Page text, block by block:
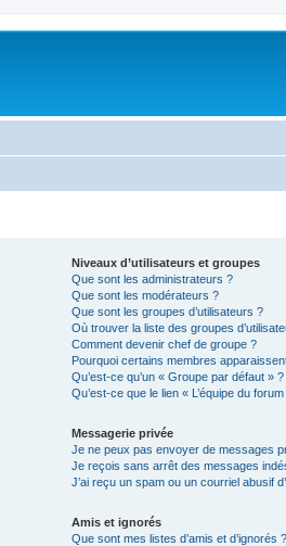
Niveaux d’utilisateurs et groupes
Que sont les administrateurs ?
Que sont les modérateurs ?
Que sont les groupes d’utilisateurs ?
Où trouver la liste des groupes
Comment devenir chef de groupe ?
Pourquoi certains membres
Qu’est-ce qu’un « Groupe par défaut » ?
Qu’est-ce que le lien « L’équipe du
Messagerie privée
Je ne peux pas envoyer de messages
Je reçois sans arrêt des messages
J’ai reçu un spam ou un courriel abusif
Amis et ignorés
Que sont mes listes d’amis et d’ignorés ?